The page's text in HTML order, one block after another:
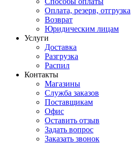
Оплата, резерв, отгрузка
Возврат
Юридическим лицам
Услуги
Доставка
Разгрузка
Распил
Контакты
Магазины
Служба заказов
Поставщикам
Офис
Оставить отзыв
Задать вопрос
Заказать звонок